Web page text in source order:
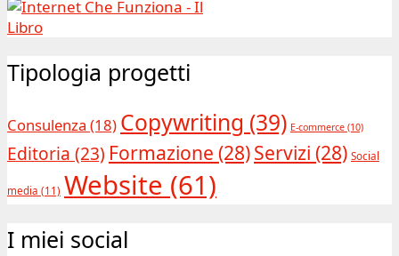
Tipologia progetti
Consulenza (18) Copywriting (39) E-commerce (10)
Editoria (23) Formazione (28)Servizi (28) Social
media (11) Website (61)
I miei social